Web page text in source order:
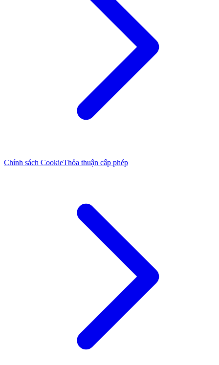
Chính sách CookieThỏa thuận cấp phép